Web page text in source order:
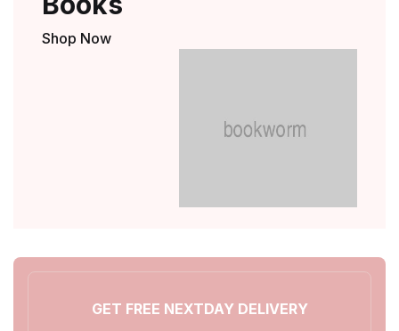
Shop Now
GET FREE NEXTDAY DELIVERY